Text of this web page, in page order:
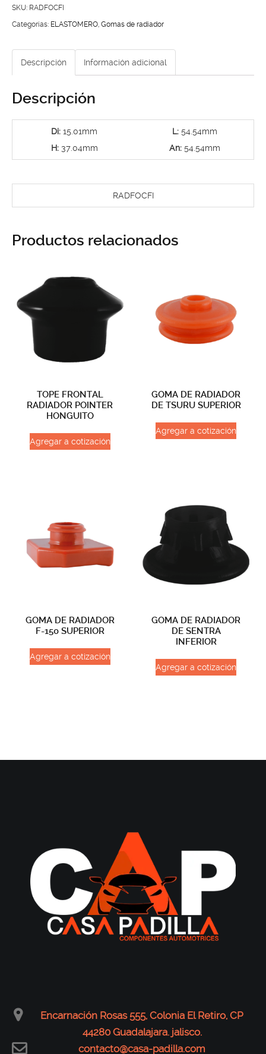
DE
FOCUS,
SKU: RADFOCFI
Categorías: ELASTOMERO, Gomas de radiador
Descripción Información adicional
Descripción
Di: 15.01mm
H:37.04mm
L: 54.54mm
An: 54.54mm
RADFOCFI
Productos relacionados
TOPE FRONTAL
RADIADOR POINTER
HONGUITO
Agregar a cotización
GOMA DE RADIADOR
DE TSURU SUPERIOR
Agregar a cotización
GOMA DE RADIADOR
F-150 SUPERIOR
Agregar a cotización
GOMA DE RADIADOR
DE SENTRA
INFERIOR
Agregar a cotización
Encarnación Rosas 555, Colonia El Retiro, CP
44280 Guadalajara. jalisco.
contacto@casa-padilla.com